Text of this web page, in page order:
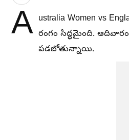
A ustralia Women vs
రంగం సిద్ధమైంది.
పడబోతున్నాయి.